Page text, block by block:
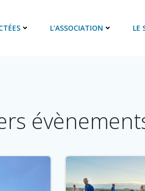
L’ASSOCIATION LE